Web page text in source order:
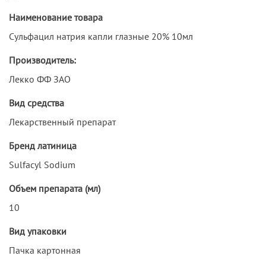
Наименование товара
Сульфацил натрия капли глазные 20% 10мл
Производитель:
Лекко ФФ ЗАО
Вид средства
Лекарственный препарат
Бренд латиница
Sulfacyl Sodium
Объем препарата (мл)
10
Вид упаковки
Пачка картонная